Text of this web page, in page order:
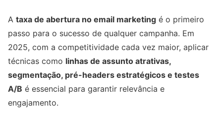
A taxa de abertura no email marketing é o primeiro
passo para o sucesso de qualquer campanha. Em
2025, com a competitividade cada vez maior, aplicar
técnicas como linhas de assunto atrativas,
segmentação, pré-headers estratégicos e testes
A/B é essencial para garantir relevância e
engajamento.